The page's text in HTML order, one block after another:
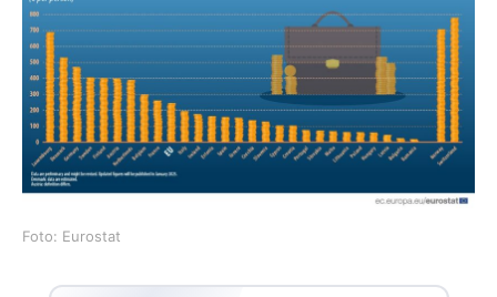
Foto: Eurostat